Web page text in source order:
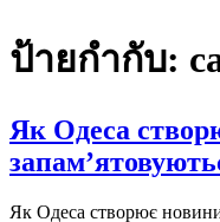
ป้ายกำกับ:
Як Одеса
Як Одеса створює